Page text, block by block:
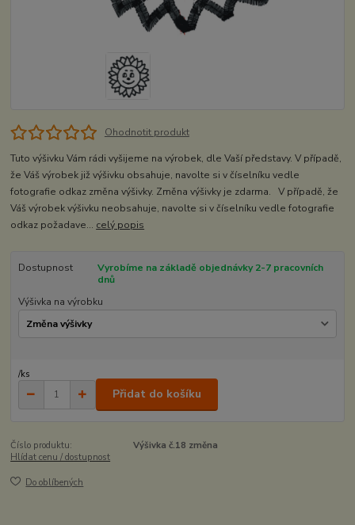
Ohodnotit produkt
Tuto výšivku Vám rádi vyšijeme na výrobek, dle Vaší představy. V případě,
že Váš výrobek již výšivku obsahuje, navolte si v číselníku vedle
fotografie odkaz změna výšivky. Změna výšivky je zdarma. V případě, že
Váš výrobek výšivku neobsahuje, navolte si v číselníku vedle fotografie
odkaz požadave... celý popis
Dostupnost
Vyrobíme na základě objednávky 2-7 pracovních
dnů
Výšivka na výrobku
/ks
Přidat do košíku
Číslo produktu:
Výšivka č.18 změna
Hlídat cenu / dostupnost
Do oblíbených